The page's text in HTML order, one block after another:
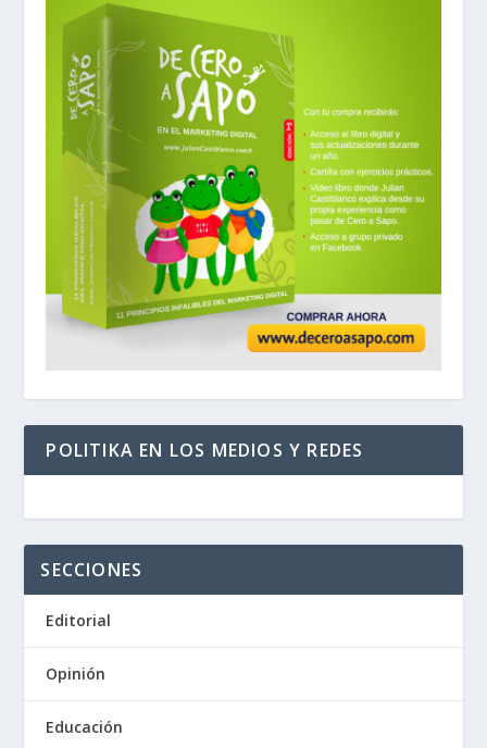
POLITIKA EN LOS MEDIOS Y REDES
SECCIONES
Editorial
Opinión
Educación